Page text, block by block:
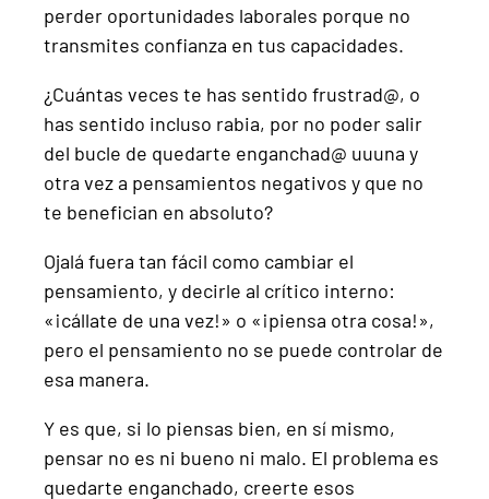
perder oportunidades laborales porque no
transmites confianza en tus capacidades.
¿Cuántas veces te has sentido frustrad@, o
has sentido incluso rabia, por no poder salir
del bucle de quedarte enganchad@ uuuna y
otra vez a pensamientos negativos y que no
te benefician en absoluto?
Ojalá fuera tan fácil como cambiar el
pensamiento, y decirle al crítico interno:
«¡cállate de una vez!» o «¡piensa otra cosa!»,
pero el pensamiento no se puede controlar de
esa manera.
Y es que, si lo piensas bien, en sí mismo,
pensar no es ni bueno ni malo. El problema es
quedarte enganchado, creerte esos